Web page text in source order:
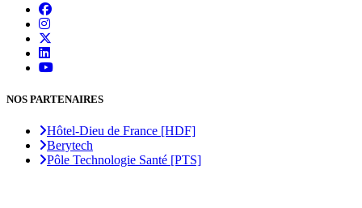
NOS PARTENAIRES
Hôtel-Dieu de France [HDF]
Berytech
Pôle Technologie Santé [PTS]